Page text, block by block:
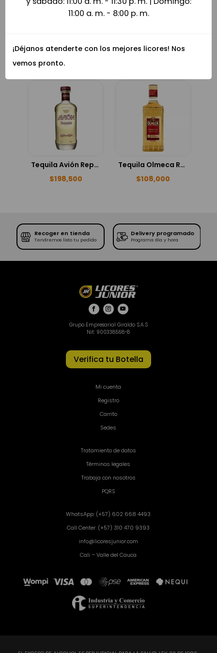
$126,500
$ 94,500
Tequila Avión Reposado 750ml
$198,500
Tequila Olmeca Reposado 1Lt
$108,000
Recoger en tienda
Tendremos listo tu pedido
Delivery programado
Programa día y hora
Grupo Empresarial Giraldo S.A.S
Nit: 900338568-8
Verifica tu Botella
Mi cuenta
Registro
Carrito
Sedes
Tratamiento de datos
Términos legales
Trabaja con nosotros
PQRS
WhatsApp: (+57) 602 668 4493
Call Center: (+57) 310 470 9393
info@licoresjunior.com
Cali – Valle del Cauca
11:00 a. m. - 8:00 p. m.
¡Déjanos atenderte con los mejores licores! Nos
vemos pronto.